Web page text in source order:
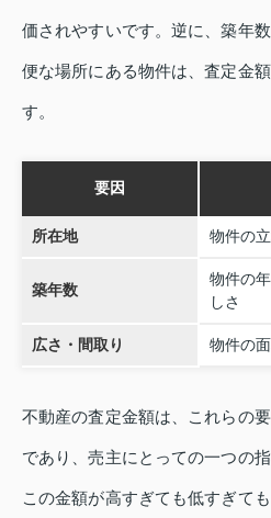
価されやすいです。逆に、築年
便な場所にある物件は、査定金
す。
要因
所在地 物件の
築年数
物件の
しさ
広さ・間取り 物件の
不動産の査定金額は、これらの
であり、売主にとっての一つの
この金額が高すぎても低すぎて